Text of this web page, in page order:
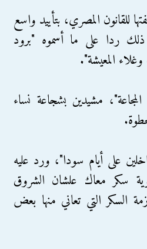
للقانون المصري، بتأييد واسع
ردا على ما أسموه "برود
المعيشة".
مشيدين بشجاعة نساء
على أيام سودا"، ورد عليه
سكر معاك علشان الشروق
السكر التي تعاني منها بعض